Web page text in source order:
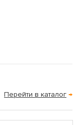
Перейти в каталог →